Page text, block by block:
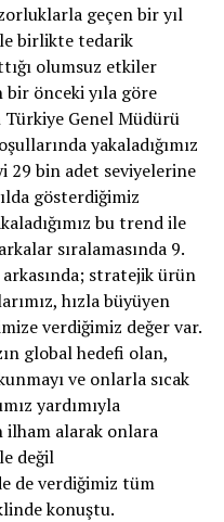
geçen bir yıl
birlikte tedarik
olumsuz etkiler
önceki yıla göre
Türkiye Genel Müdürü
yakaladığımız
29 bin adet seviyelerine
gösterdiğimiz
bu trend ile
sıralamasında 9.
arkasında; stratejik ürün
hızla büyüyen
verdiğimiz değer var.
global hedefi olan,
ve onlarla sıcak
yardımıyla
ilham alarak onlara
değil
de verdiğimiz tüm
konuştu.